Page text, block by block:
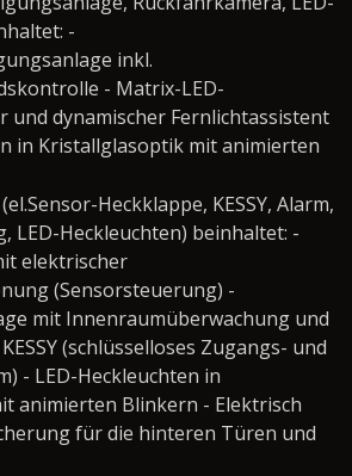
-
inkl.
- Matrix-LED-
und dynamischer Fernlichtassistent
in Kristallglasoptik mit animierten
Heckklappe, KESSY, Alarm,
LED-Heckleuchten) beinhaltet: -
elektrischer
(Sensorsteuerung) -
mit Innenraumüberwachung und
(schlüsselloses Zugangs- und
- LED-Heckleuchten in
animierten Blinkern - Elektrisch
für die hinteren Türen und